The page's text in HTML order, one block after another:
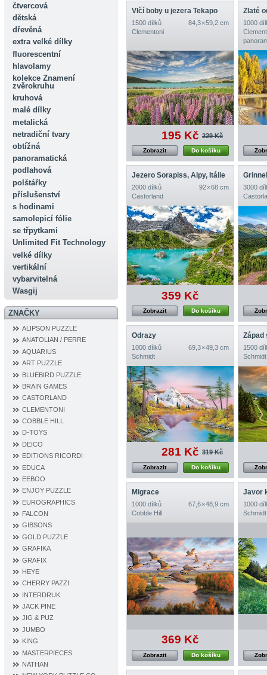
čtvercová
dětská
dřevěná
extra velké dílky
fluorescentní
hlavolamy
kolekce Znamení
zvěrokruhu
kruhová
malé dílky
metalická
netradiční tvary
obtížná
panoramatická
podlahová
polštářky
příslušenství
s hodinami
samolepicí fólie
se třpytkami
Unlimited Fit Technology
velké dílky
vertikální
vybarvitelná
Wasgij
ZNAČKY
ALIPSON PUZZLE
ANATOLIAN / PERRE
AQUARIUS
ART PUZZLE
BLUEBIRD PUZZLE
BRAIN GAMES
CASTORLAND
CLEMENTONI
COBBLE HILL
D‐TOYS
DEICO
EDITIONS RICORDI
EDUCA
EEBOO
ENJOY PUZZLE
EUROGRAPHICS
FALCON
GIBSONS
GOLD PUZZLE
GRAFIKA
GRAFIX
HEYE
CHERRY PAZZI
INTERDRUK
JACK PINE
JIG & PUZ
JUMBO
KING
MASTERPIECES
NATHAN
Vlčí boby u jezera Tekapo
1500 dílků
84,3 × 59,2 cm
Clementoni
195 Kč 229 Kč
Do košíku
Zobrazit
Zlaté
1000
Jezero Sorapiss, Alpy, Itálie
2000 dílků
92 × 68 cm
Castorland
359 Kč
Do košíku
Zobrazit
3000
Odrazy
1000 dílků
69,3 × 49,3 cm
Schmidt
281 Kč 319 Kč
Do košíku
Zobrazit
1500
Schmidt
Migrace
1000 dílků
67,6 × 48,9 cm
Cobble Hill
369 Kč
Do košíku
Zobrazit
1000
Schmidt